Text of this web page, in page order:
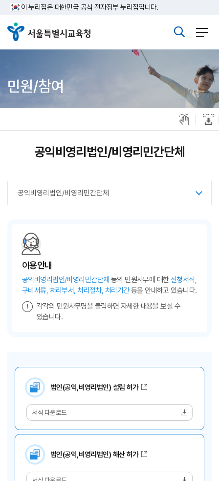
주메뉴바로가기
본문바로가기
이 누리집은 대한민국 공식 전자정부 누리집입니다.
민원/참여
공익비영리법인/비영리민간단체
공익비영리법인/비영리민간단체
이용안내
공익비영리법인/비영리민간단체 등의 민원사무에 대한 신청서식,
구비서류, 처리부서, 처리절차, 처리기간등을 안내하고 있습니다.
각각의 민원사무명을 클릭하면 자세한 내용을 보실 수
있습니다.
법인(공익,비영리법인) 설립 허가
서식 다운로드
법인(공익,비영리법인) 해산 허가